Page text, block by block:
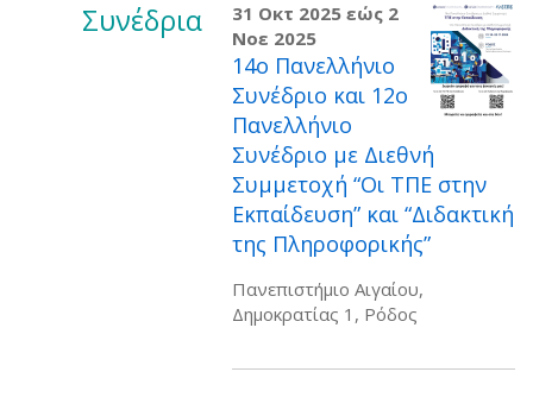
Συνέδρια 31 Οκτ 2025 εώς 2
Νοε 2025
14ο Πανελλήνιο
Συνέδριο και 12ο
Πανελλήνιο
Συνέδριο με Διεθνή
Συμμετοχή “Οι ΤΠΕ στην
Εκπαίδευση” και “Διδακτική
της Πληροφορικής”
Πανεπιστήμιο Αιγαίου,
Δημοκρατίας 1, Ρόδος